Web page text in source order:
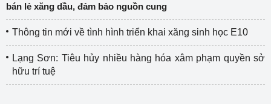
bán lẻ xăng dầu, đảm bảo nguồn cung
Thông tin mới về tình hình triển khai xăng sinh học E10
Lạng Sơn: Tiêu hủy nhiều hàng hóa xâm phạm quyền sở
hữu trí tuệ